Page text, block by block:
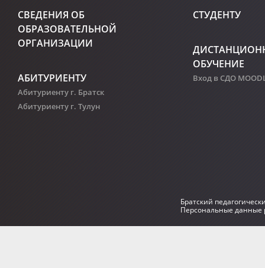
СВЕДЕНИЯ ОБ
ОБРАЗОВАТЕЛЬНОЙ
ОРГАНИЗАЦИИ
АБИТУРИЕНТУ
Абитуриенту г. Братск
Абитуриенту г. Тулун
СТУДЕНТУ
ОБУЧЕНИЕ
Вход в СДО
Братский
Персональные данные